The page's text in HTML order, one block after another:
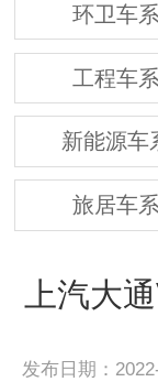
环卫车
工程车
新能源车
旅居车
上汽大
发布日期：